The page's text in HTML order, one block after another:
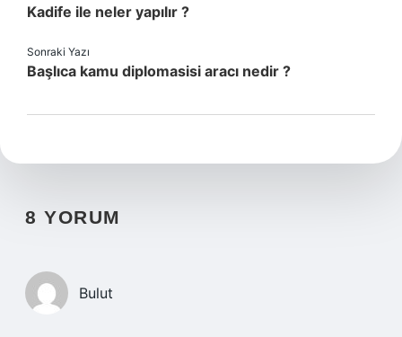
Kadife ile neler yapılır ?
Sonraki Yazı
Başlıca kamu diplomasisi aracı nedir ?
8 YORUM
Bulut